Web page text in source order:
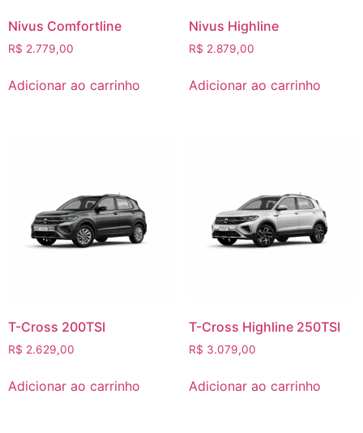
Nivus Comfortline
R$ 2.779,00
Adicionar ao carrinho
Nivus Highline
R$ 2.879,00
Adicionar ao carrinho
T-Cross 200TSI
R$ 2.629,00
Adicionar ao carrinho
T-Cross Highline 250TSI
R$ 3.079,00
Adicionar ao carrinho